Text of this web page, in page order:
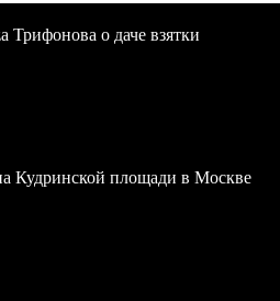
Трифонова о даче взятки
Кудринской площади в Москве